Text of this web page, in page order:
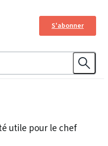
S'abonner
utile pour le chef